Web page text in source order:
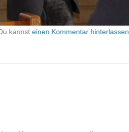
kannst einen Kommentar hinterlassen